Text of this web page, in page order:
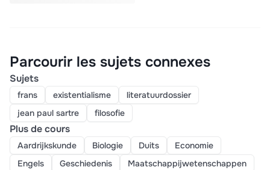
Parcourir les sujets connexes
Sujets
frans existentialisme
literatuurdossier
jean paul sartre
filosofie
Plus de cours
Aardrijkskunde Biologie Duits
Economie
Engels
Geschiedenis
Maatschappijwetenschappen